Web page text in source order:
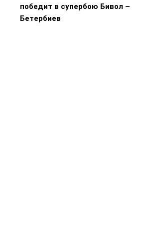
победит в супербою Бивол –
Бетербиев